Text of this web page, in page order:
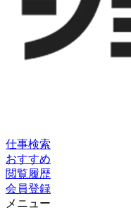
仕事検索
おすすめ
閲覧履歴
会員登録
メニュー